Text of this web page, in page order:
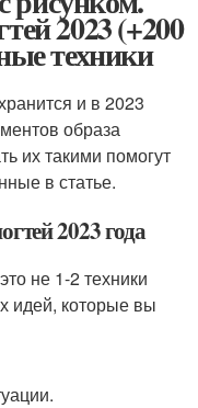
2023 (+200
техники
и в 2023
образа
их такими помогут
в статье.
2023 года
не 1-2 техники
идей, которые вы